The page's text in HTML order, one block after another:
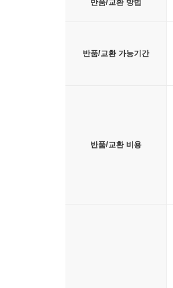
반품/교환 방법
반품/교환 가능기간
반품/교환 비용